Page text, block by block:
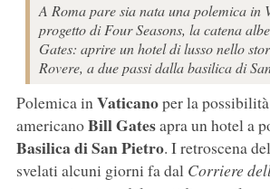
A Roma pare sia nata una polemica in
progetto di Four Seasons, la catena
Gates: aprire un hotel di lusso nello
Rovere, a due passi dalla basilica di
Polemica inVaticanoper la
americanoBill Gatesapra un hotel a
Basilica di San Pietro. I retroscena
svelati alcuni giorni fa dal Corriere